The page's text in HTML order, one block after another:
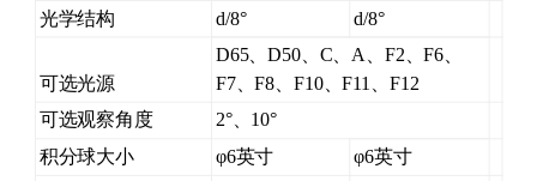
光学结构 d/8° d/8°
可选光源
D65、D50、C、A、F2、F6、
F7、F8、F10、F11、F12
可选观察角度
2°、10°
积分球大小 φ6英寸 φ6英寸